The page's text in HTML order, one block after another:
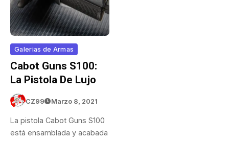
Galerias de Armas
Cabot Guns S100:
La Pistola De Lujo
CZ99 Marzo 8, 2021
La pistola Cabot Guns S100
está ensamblada y acabada